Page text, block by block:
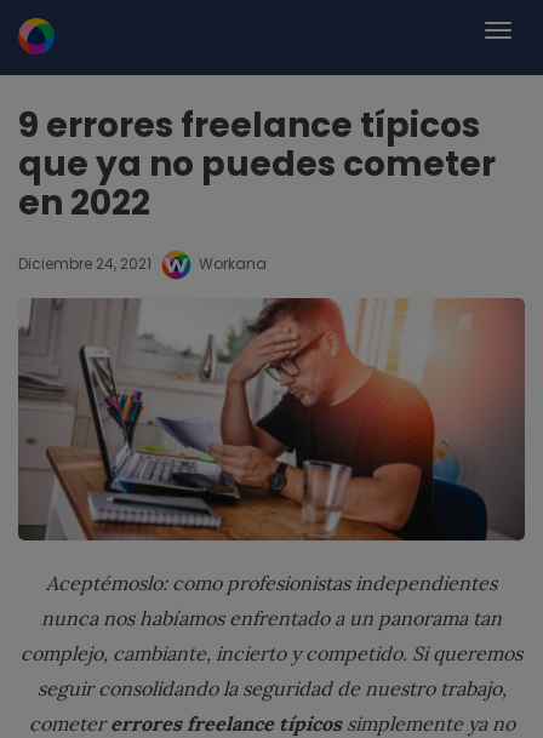
9 errores freelance típicos
que ya no puedes cometer
en 2022
Diciembre 24, 2021 Workana
Aceptémoslo: como profesionistas independientes
nunca nos habíamos enfrentado a un panorama tan
complejo, cambiante, incierto y competido. Si queremos
seguir consolidando la seguridad de nuestro trabajo,
cometererrores freelance típicossimplemente ya no